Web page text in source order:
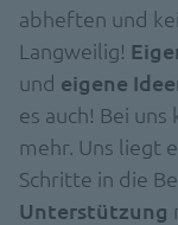
abheften und
Langweilig!
und eigene
es auch! Bei
mehr. Uns liegt
Schritte in die
Unterstützung